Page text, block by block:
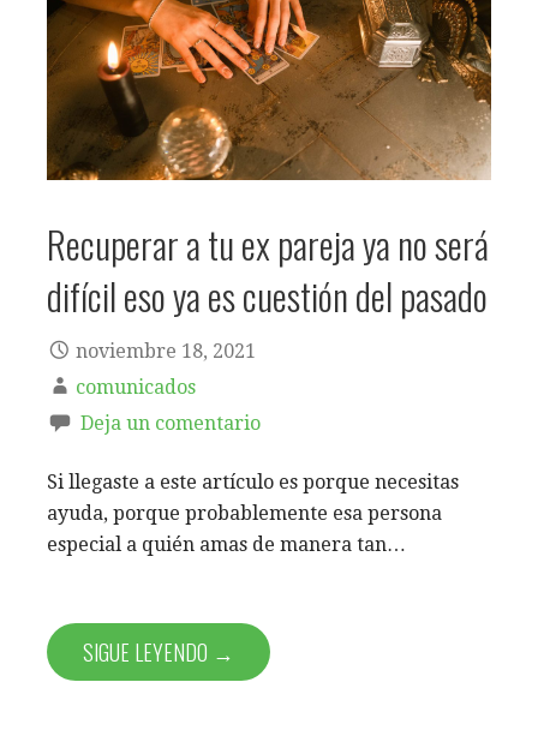
Recuperar a tu ex pareja ya no será
difícil eso ya es cuestión del pasado
noviembre 18, 2021
comunicados
Deja un comentario
Si llegaste a este artículo es porque necesitas
ayuda, porque probablemente esa persona
especial a quién amas de manera tan…
SIGUE LEYENDO →